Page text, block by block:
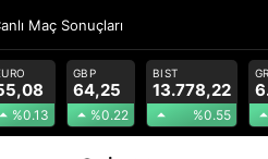
Maç Sonuçları
%0.13
GBP
64,25
%0.22
BIST
13.778,22
%0.55